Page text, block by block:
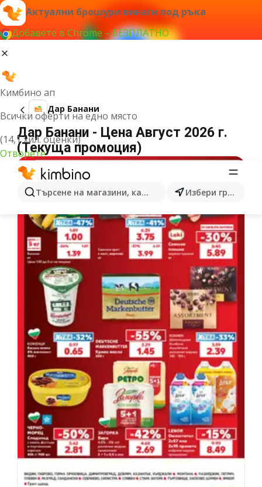
Актуални брошури винаги под ръка
Добавете в Chrome – БЕЗПЛАТНО
Кимбино ап
Всички оферти на едно място
(14,1 хил. оценки)
Отворете
Търсене на магазини, категории, продукти...Избери град
Дар Банани
Дар Банани - Цена Август 2026 г.
(Текуща промоция)